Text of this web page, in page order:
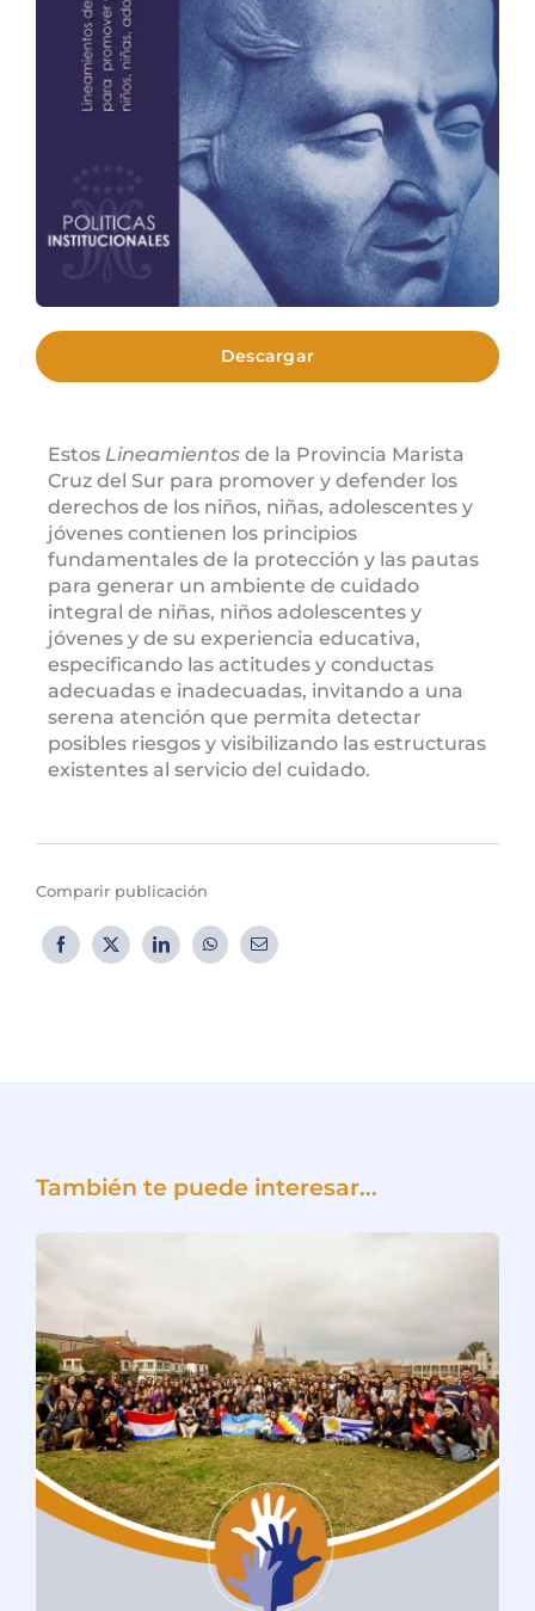
Estos Lineamientosde la Provincia Marista
Cruz del Sur para promover y defender los
derechos de los niños, niñas, adolescentes y
jóvenes contienen los principios
fundamentales de la protección y las pautas
para generar un ambiente de cuidado
integral de niñas, niños adolescentes y
jóvenes y de su experiencia educativa,
especificando las actitudes y conductas
adecuadas e inadecuadas, invitando a una
serena atención que permita detectar
posibles riesgos y visibilizando las estructuras
existentes al servicio del cuidado.
Comparir publicación
Descargar
También te puede interesar...